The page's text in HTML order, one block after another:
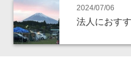
2024/07/06
法人におす